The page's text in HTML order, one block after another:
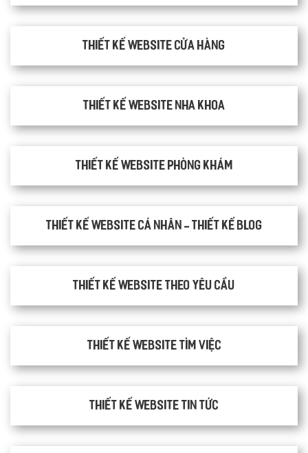
Thiết kế website cửa hàng
Thiết kế website nha khoa
thiết kế website phòng khám
Thiết kế website cá nhân - Thiết kế blog
Thiết kế website theo yêu cầu
thiết kế website tìm việc
Thiết kế website tin tức